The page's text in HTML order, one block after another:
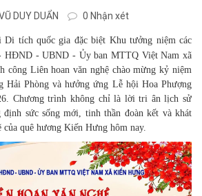
DUY DUẨN 0 Nhận xét
Di tích quốc gia đặc biệt Khu tưởng niệm các
HĐND - UBND - Ủy ban MTTQ Việt Nam xã
công Liên hoan văn nghệ chào mừng kỷ niệm
Hải Phòng và hưởng ứng Lễ hội Hoa Phượng
Chương trình không chỉ là lời tri ân lịch sử
định sức sống mới, tinh thần đoàn kết và khát
quê hương Kiến Hưng hôm nay.